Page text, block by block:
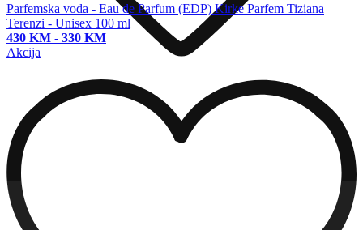
Parfemska voda - Eau de Parfum (EDP) Kirke Parfem Tiziana
Terenzi - Unisex 100 ml
430 KM - 330 KM
Akcija